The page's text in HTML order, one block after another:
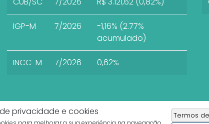
privacidade e cookies Termos
IGP-M 7/2026
-1,16% (2.77%
acumulado)
INCC-M 7/2026 0,62%